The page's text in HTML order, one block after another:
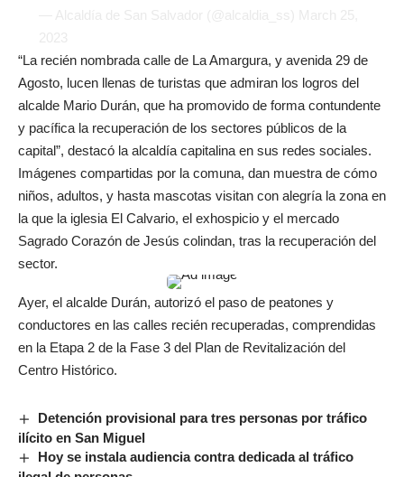
“La recién nombrada calle de La Amargura, y avenida 29 de
Agosto, lucen llenas de turistas que admiran los logros del
alcalde Mario Durán, que ha promovido de forma contundente
y pacífica la recuperación de los sectores públicos de la
capital”, destacó la alcaldía capitalina en sus redes sociales.
Imágenes compartidas por la comuna, dan muestra de cómo
niños, adultos, y hasta mascotas visitan con alegría la zona en
la que la iglesia El Calvario, el exhospicio y el mercado
Sagrado Corazón de Jesús colindan, tras la recuperación del
sector.
Ayer, el alcalde Durán, autorizó el paso de peatones y
conductores en las calles recién recuperadas, comprendidas
en la Etapa 2 de la Fase 3 del Plan de Revitalización del
Centro Histórico.
Detención provisional para tres personas por tráfico
ilícito en San Miguel
Hoy se instala audiencia contra dedicada al tráfico